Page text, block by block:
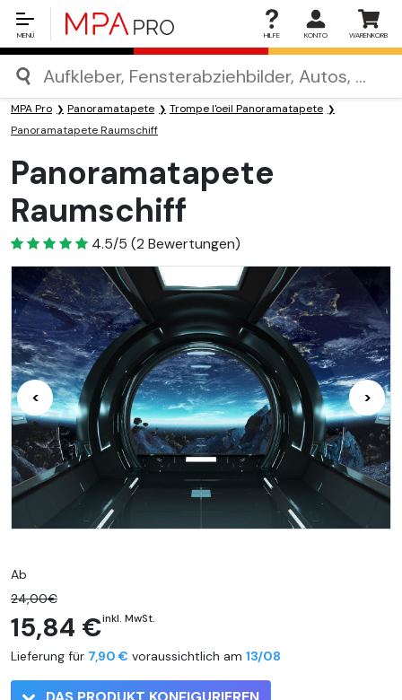
MENÜ HILFE KONTO WARENKORB
MPA Pro Panoramatapete
Trompe l'oeil Panoramatapete
Panoramatapete Raumschiff
Panoramatapete
Raumschiff
4.5
4.5/5 (2 Bewertungen)
< >
Ab
24,00€
15,84 €inkl. MwSt.
Lieferung für 7,90 € voraussichtlich am 13/08